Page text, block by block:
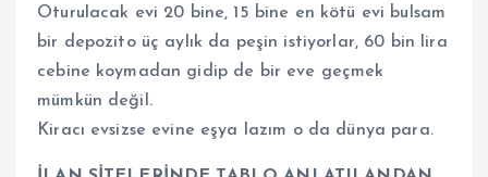
Oturulacak evi 20 bine, 15 bine en kötü evi bulsam
bir depozito üç aylık da peşin istiyorlar, 60 bin lira
cebine koymadan gidip de bir eve geçmek
mümkün değil.
Kiracı evsizse evine eşya lazım o da dünya para.